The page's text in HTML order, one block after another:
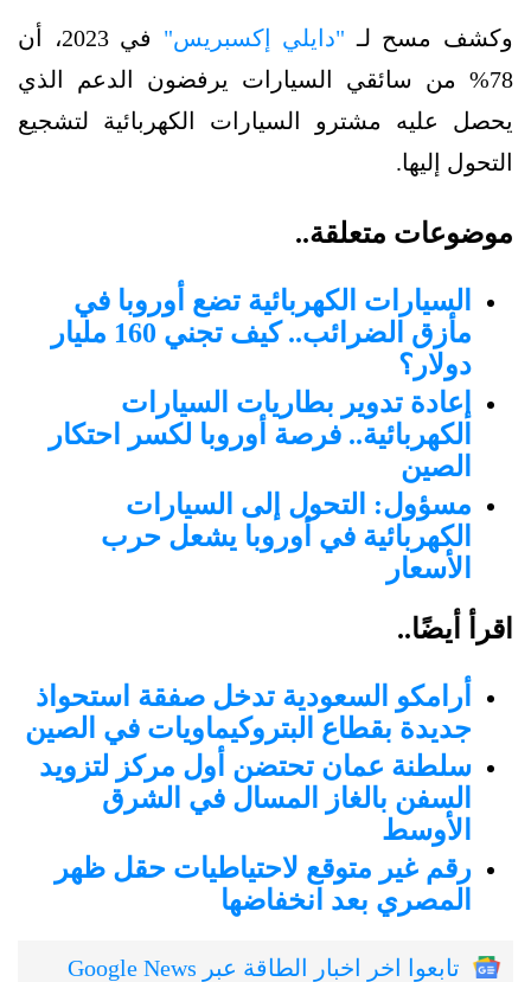
وكشف مسح لـ "دايلي إكسبريس"
في 2023، أن
78% من سائقي السيارات يرفضون الدعم الذي
يحصل عليه مشترو السيارات الكهربائية لتشجيع
التحول إليها.
موضوعات متعلقة..
السيارات الكهربائية تضع أوروبا في
مأزق الضرائب.. كيف تجني 160 مليار
دولار؟
إعادة تدوير بطاريات السيارات
الكهربائية.. فرصة أوروبا لكسر احتكار
الصين
مسؤول: التحول إلى السيارات
الكهربائية في أوروبا يشعل حرب
الأسعار
اقرأ أيضًا..
أرامكو السعودية تدخل صفقة استحواذ
جديدة بقطاع البتروكيماويات في الصين
سلطنة عمان تحتضن أول مركز لتزويد
السفن بالغاز المسال في الشرق
الأوسط
رقم غير متوقع لاحتياطيات حقل ظهر
المصري بعد انخفاضها
تابعوا اخر اخبار الطاقة عبر Google News